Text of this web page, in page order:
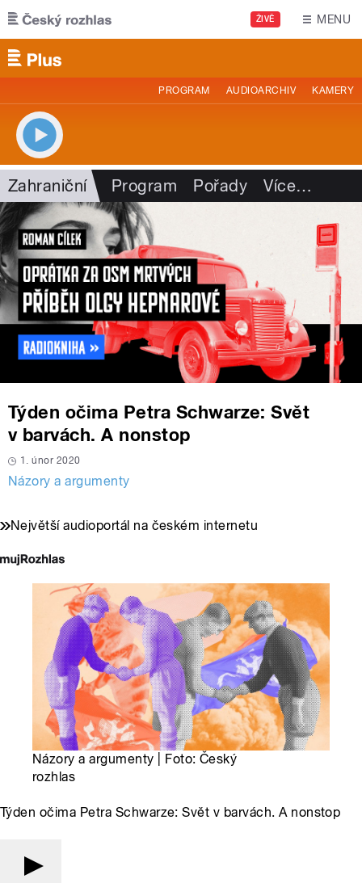
Přejít k hlavnímu obsahu
ŽIVĚ MENU
PROGRAM AUDIOARCHIV KAMERY
Zahraniční Program Pořady Více…
Týden očima Petra Schwarze: Svět
v barvách. A nonstop
1. únor 2020
Názory a argumenty
Největší audioportál na českém internetu
Názory a argumenty | Foto: Český
rozhlas
Týden očima Petra Schwarze: Svět v barvách. A nonstop